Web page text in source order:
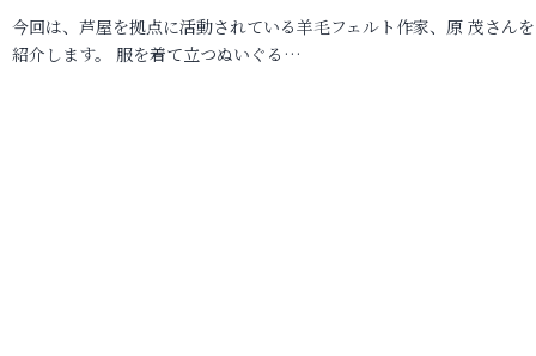
今回は、芦屋を拠点に活動されている羊毛フェルト作家、原 茂さん
紹介します。 服を着て立つぬいぐる…